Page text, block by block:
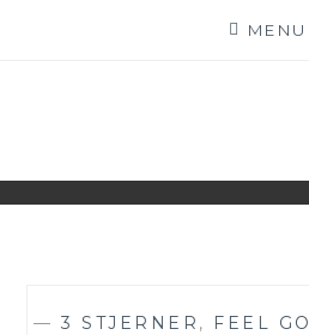
MENU
— 3 STJERNER , FEEL